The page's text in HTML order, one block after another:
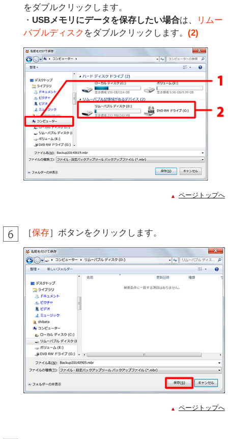
をダブルクリックします。
・ USBメモリにデータを保存したい場合は、
リムー
バブルディスク をダブルクリックします。 (2)
ページトップへ
［保存］ボタンをクリックします。
ページトップへ